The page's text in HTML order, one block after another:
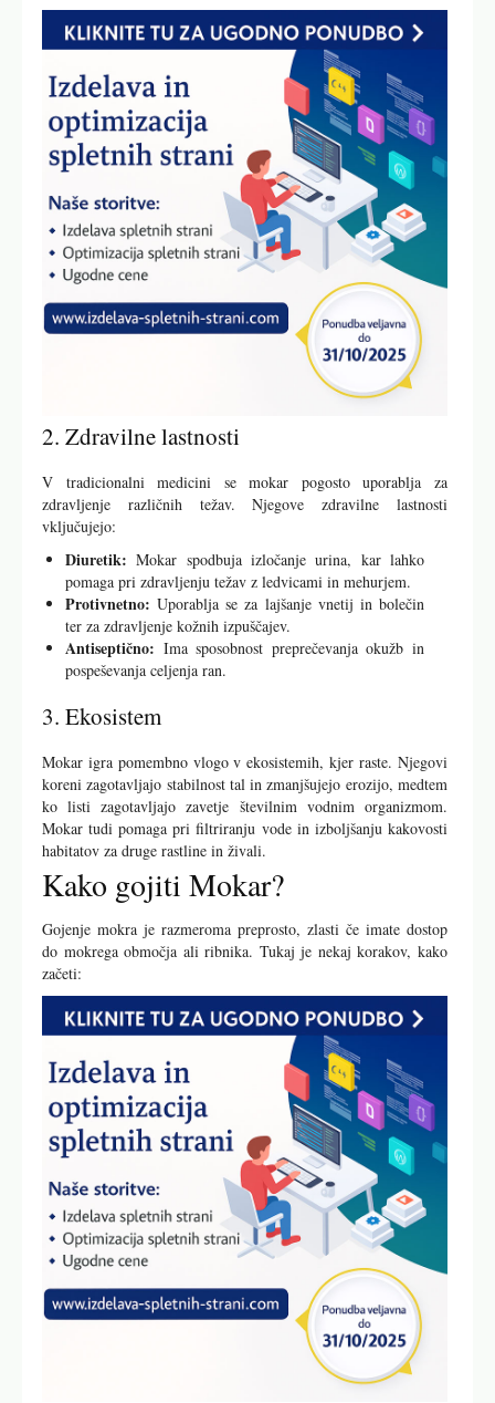
2. Zdravilne lastnosti
V tradicionalni medicini se mokar pogosto uporablja za
zdravljenje različnih težav. Njegove zdravilne lastnosti
vključujejo:
Diuretik: Mokar spodbuja izločanje urina, kar lahko
pomaga pri zdravljenju težav z ledvicami in mehurjem.
Protivnetno: Uporablja se za lajšanje vnetij in bolečin
ter za zdravljenje kožnih izpuščajev.
Antiseptično: Ima sposobnost preprečevanja okužb in
pospeševanja celjenja ran.
3. Ekosistem
Mokar igra pomembno vlogo v ekosistemih, kjer raste. Njegovi
koreni zagotavljajo stabilnost tal in zmanjšujejo erozijo, medtem
ko listi zagotavljajo zavetje številnim vodnim organizmom.
Mokar tudi pomaga pri filtriranju vode in izboljšanju kakovosti
habitatov za druge rastline in živali.
Kako gojiti Mokar?
Gojenje mokra je razmeroma preprosto, zlasti če imate dostop
do mokrega območja ali ribnika. Tukaj je nekaj korakov, kako
začeti: